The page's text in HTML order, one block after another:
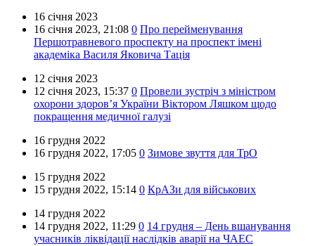
16 січня 2023
16 січня 2023, 21:08 0 Про перейменування
Першотравневого проспекту на проспект імені
академіка Василя Яковича Тація
12 січня 2023
12 січня 2023, 15:37 0 Провели зустріч з міністром
охорони здоровʼя України Віктором Ляшком щодо
покращення медичної галузі
16 грудня 2022
16 грудня 2022, 17:05 0 Зимове звуття для ТрО
15 грудня 2022
15 грудня 2022, 15:14 0 КрАЗи для військових
14 грудня 2022
14 грудня 2022, 11:29 0 14 грудня – День вшанування
учасників ліквідації наслідків аварії на ЧАЕС